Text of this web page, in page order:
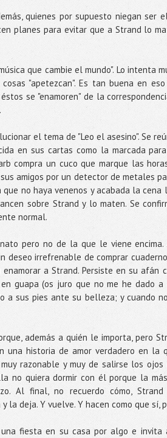
quienes por supuesto niegan ser
planes para evitar que a Strand lo
que cambie el mundo". Lo intenta
"apetezcan". Es tan buena en
se "enamoren" de la
el tema de "Leo el asesino". Se
en sus cartas como la marcada
compra un cuco que marque las
amigos por un detector de metales
que no haya venenos y acabada la
sobre Strand y lo maten. Se
normal.
pero no de la que le viene
deseo irrefrenable de comprar
a Strand. Persiste en su afán
guapa (os juro que no me he dado a
a sus pies ante su belleza; y cuando
además a quién le importa, pero
una historia de amor verdadero en
muy razonable y muy de salirse los
no quiera dormir con él porque la
Al final, no recuerdo cómo,
la deja. Y vuelve. Y hacen como que sí,
fiesta en su casa por algo e invita